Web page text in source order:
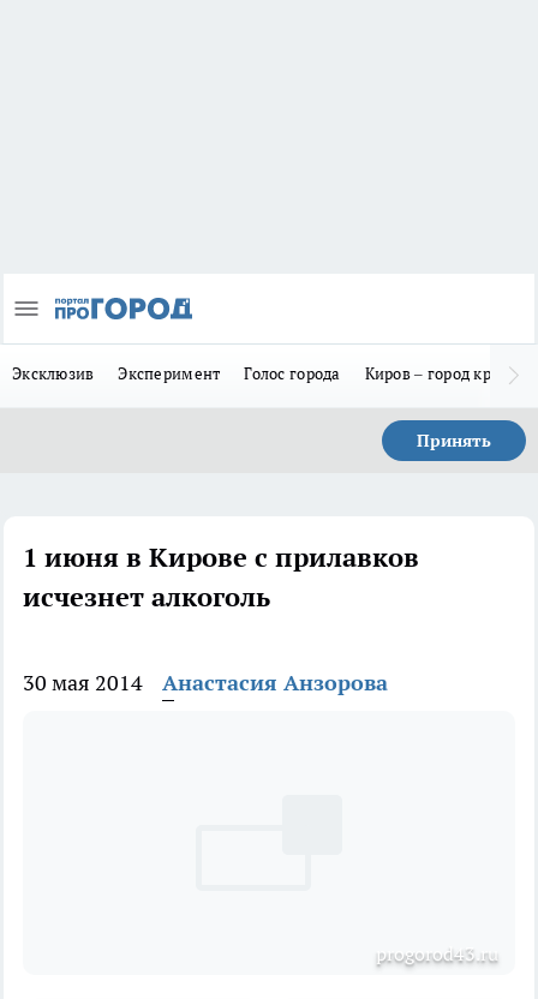
Эксклюзив Эксперимент Голос города Киров – город
Принять
1 июня в Кирове с прилавков
исчезнет алкоголь
30 мая 2014 Анастасия Анзорова
progorod43.ru